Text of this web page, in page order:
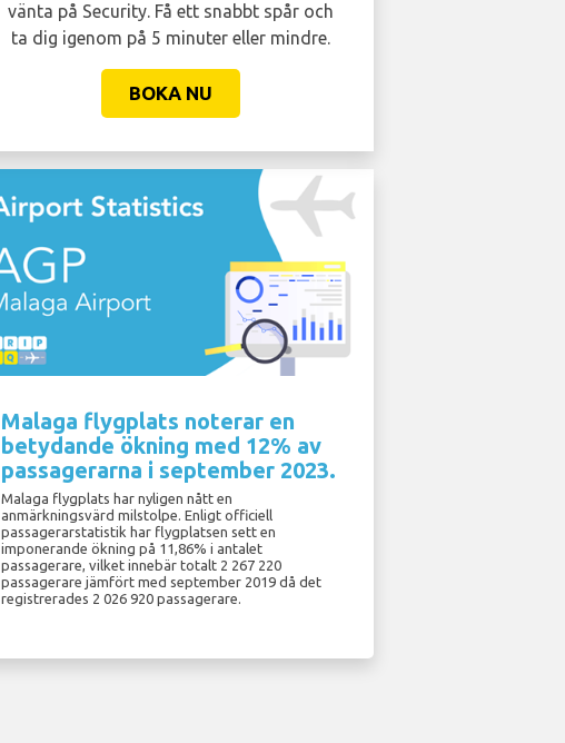
vänta på Security. Få ett snabbt spår och
ta dig igenom på 5 minuter eller mindre.
BOKA NU
Malaga flygplats noterar en
betydande ökning med 12% av
passagerarna i september 2023.
Malaga flygplats har nyligen nått en
anmärkningsvärd milstolpe. Enligt officiell
passagerarstatistik har flygplatsen sett en
imponerande ökning på 11,86% i antalet
passagerare, vilket innebär totalt 2 267 220
passagerare jämfört med september 2019 då det
registrerades 2 026 920 passagerare.